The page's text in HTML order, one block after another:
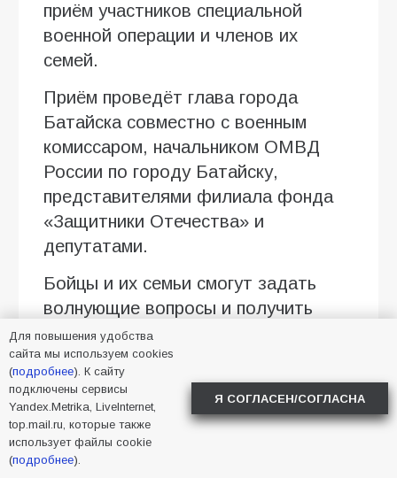
приём участников специальной
военной операции и членов их
семей.
Приём проведёт глава города
Батайска совместно с военным
комиссаром, начальником ОМВД
России по городу Батайску,
представителями филиала фонда
«Защитники Отечества» и
депутатами.
Бойцы и их семьи смогут задать
волнующие вопросы и получить
необходимую помощь.
Предварительная запись
обязательна.
Запись ведётся до 13 августа, в
будние дни, по номеру телефона +7
Для повышения удобства
сайта мы используем cookies
(подробнее). К сайту
подключены сервисы
Yandex.Metrika, LiveInternet,
top.mail.ru, которые также
использует файлы cookie
(подробнее).
Я СОГЛАСЕН/СОГЛАСНА